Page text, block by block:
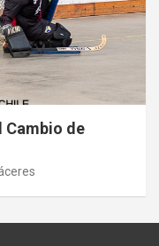
Cambio de